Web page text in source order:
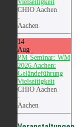
Vielseitigkeit
CHIO Aachen
-
Aachen
14
Aug
PM-Seminar: WM
2026 Aachen:
Geländeführung
Vielseitigkeit
CHIO Aachen
-
Aachen